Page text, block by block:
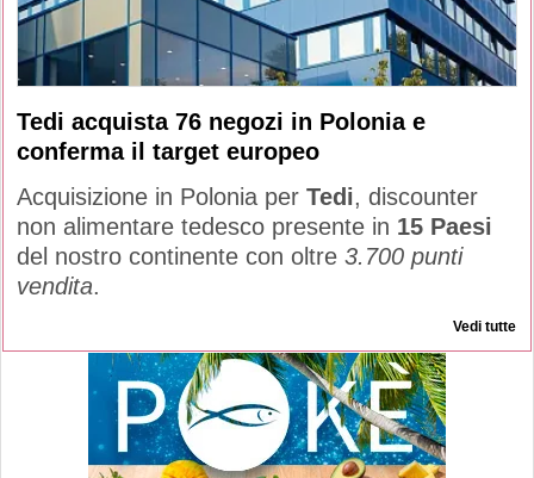
Tedi acquista 76 negozi in Polonia e
conferma il target europeo
Acquisizione in Polonia per Tedi, discounter
non alimentare tedesco presente in 15 Paesi
del nostro continente con oltre 3.700 punti
vendita.
Vedi tutte